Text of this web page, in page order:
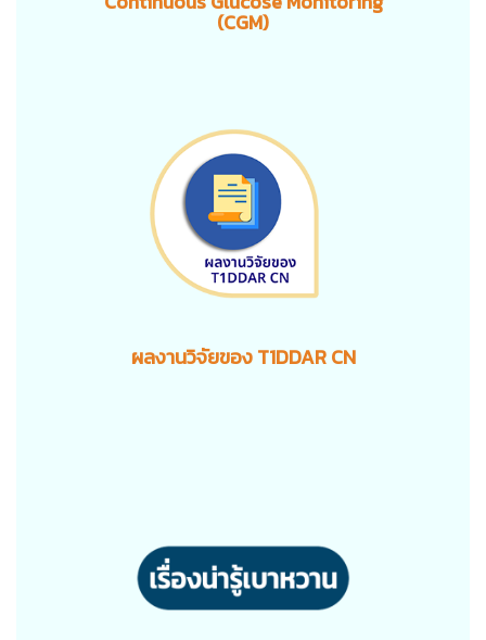
(CGM)
ผลงานวิจัยของ T1DDAR CN